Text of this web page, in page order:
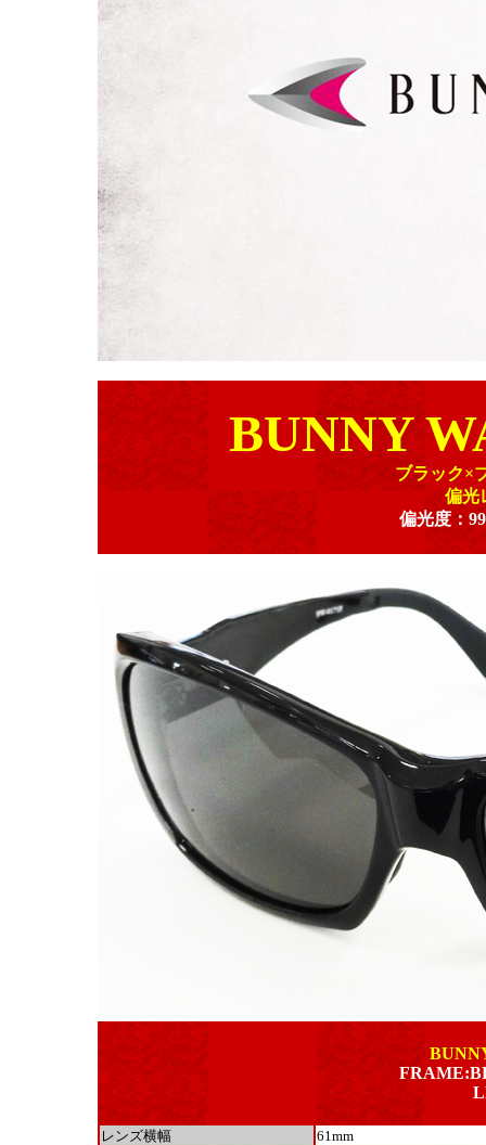
BUNNY
ブラック×
偏光
偏光度：
レンズ横幅
61mm